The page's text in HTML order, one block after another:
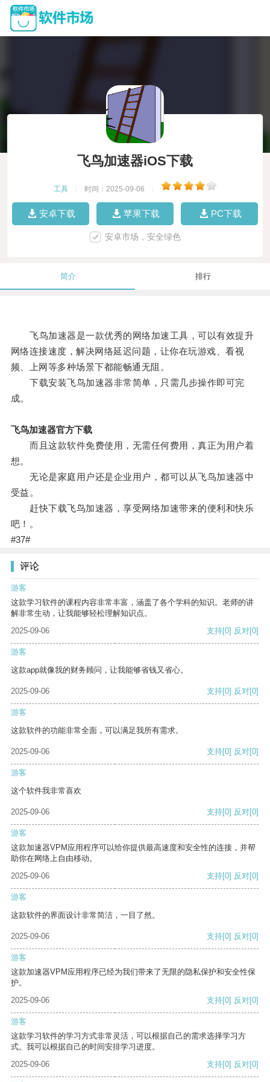
飞鸟加速器iOS下载
工具 时间：2025-09-06
安卓下载 苹果下载 PC下载
安卓市场，安全绿色
简介 排行
飞鸟加速器是一款优秀的网络加速工具，可以有效提升
网络连接速度，解决网络延迟问题，让你在玩游戏、看视
频、上网等多种场景下都能畅通无阻。
下载安装飞鸟加速器非常简单，只需几步操作即可完
成。
飞鸟加速器官方下载
而且这款软件免费使用，无需任何费用，真正为用户着
想。
无论是家庭用户还是企业用户，都可以从飞鸟加速器中
受益。
赶快下载飞鸟加速器，享受网络加速带来的便利和快乐
吧！。
#37#
评论
游客
这款学习软件的课程内容非常丰富，涵盖了各个学科的知识。老师的讲
解非常生动，让我能够轻松理解知识点。
2025-09-06
支持[0] 反对[0]
游客
这款app就像我的财务顾问，让我能够省钱又省心。
2025-09-06 支持[0] 反对[0]
游客
这款软件的功能非常全面，可以满足我所有需求。
2025-09-06 支持[0] 反对[0]
游客
这个软件我非常喜欢
2025-09-06 支持[0] 反对[0]
游客
这款加速器VPM应用程序可以给你提供最高速度和安全性的连接，并帮
助你在网络上自由移动。
2025-09-06
支持[0] 反对[0]
游客
这款软件的界面设计非常简洁，一目了然。
2025-09-06 支持[0] 反对[0]
游客
这款加速器VPM应用程序已经为我们带来了无限的隐私保护和安全性保
护。
2025-09-06
支持[0] 反对[0]
游客
这款学习软件的学习方式非常灵活，可以根据自己的需求选择学习方
式。我可以根据自己的时间安排学习进度。
2025-09-06
支持[0] 反对[0]